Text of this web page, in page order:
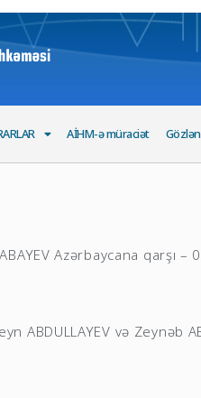
AİHM-ə müraciət
Azərbaycana qarşı –
ABDULLAYEV və Zeynəb